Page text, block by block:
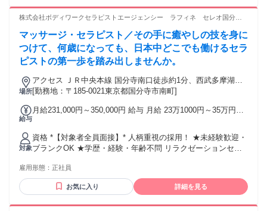
・鍼灸師・あん摩マッサージ指圧師・柔道整復師などの方も
細は面接でお伝えします。 もし経験に自信のない方も、ご相
談ください！
株式会社ボディワークセラピストエージェンシー ラフィネ セレオ国分寺
マッサージ・セラピスト／その手に癒やしの技を身に
つけて、何歳になっても、日本中どこでも働けるセラ
ピストの第一歩を踏み出しませんか。
場所
アクセス ＪＲ中央本線 国分寺南口徒歩約1分、西武多摩湖線
国分寺南口徒歩約1分、西武国分寺線 国分寺南口徒歩約1分 最
[勤務地：〒185-0021東京都国分寺市南町]
給与
月給231,000円～350,000円 給与 月給 23万1000円～35万円
万円（固定残業時間：13時間） 固定残業時間を超えた勤務時
間については別途残業代を支給する 半期ごとの賞与（社内規
定あり）＆ 指名料還元（ 1 件 300 円） 交通費：通勤交通費
全額支給 交通費全額支給（店舗によりマイカー通勤可 / ガソ
対象
資格 *【対象者全員面接】* 人柄重視の採用！ ★未経験歓迎・
ブランクOK ★学歴・経験・年齢不問 リラクゼーションセラ
ッサージ師、リフレクソロジスト、ボディケア、フットケ
ア…幅広い業態を手掛ける当社ならどんな経験でも活かせま
雇用形態： 正社員
お気に入り 詳細を見る